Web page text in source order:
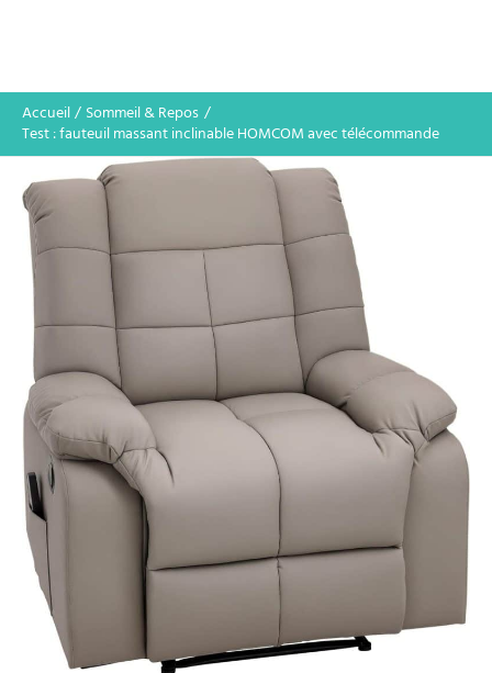
Accueil
Sommeil & Repos
Test : fauteuil massant inclinable HOMCOM avec télécommande